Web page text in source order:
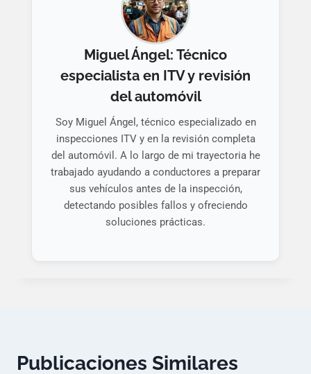
Miguel Ángel: Técnico
especialista en ITV y revisión
del automóvil
Soy Miguel Ángel, técnico especializado en
inspecciones ITV y en la revisión completa
del automóvil. A lo largo de mi trayectoria he
trabajado ayudando a conductores a preparar
sus vehículos antes de la inspección,
detectando posibles fallos y ofreciendo
soluciones prácticas.
Publicaciones Similares